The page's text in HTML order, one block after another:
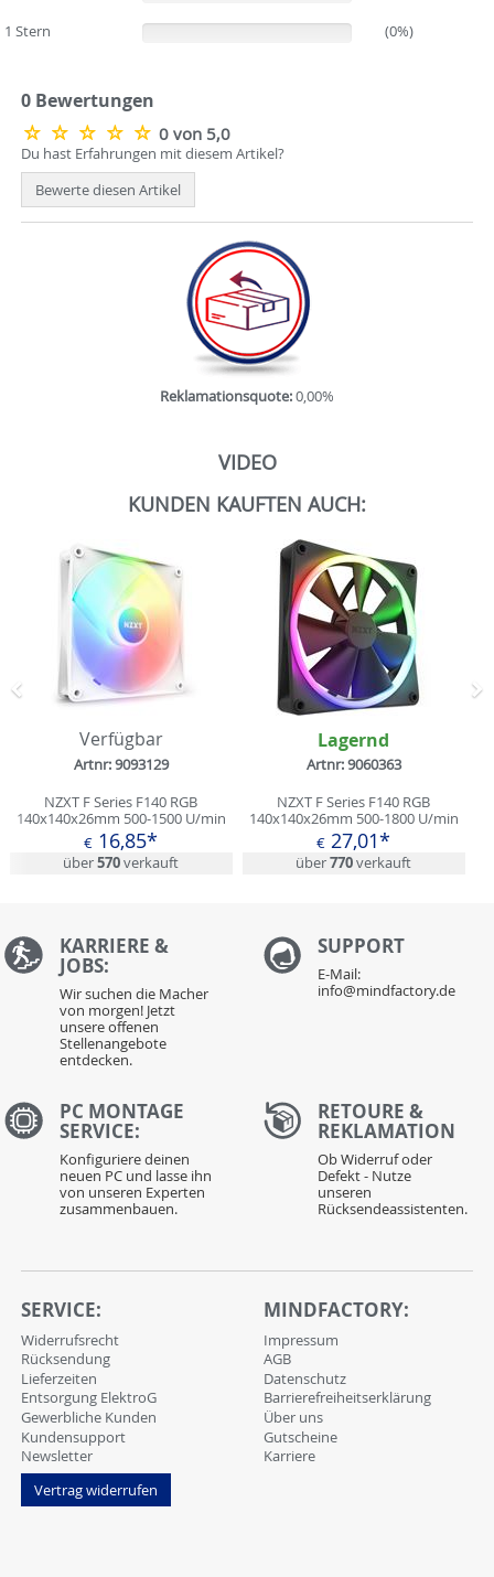
1 Stern
(0%)
0 Bewertungen
0 von 5,0
Du hast Erfahrungen mit diesem Artikel?
Bewerte diesen Artikel
Reklamationsquote:0,00%
VIDEO
KUNDEN KAUFTEN AUCH:
Verfügbar
Artnr: 9093129
NZXT F Series F140 RGB
140x140x26mm 500-1500 U/min
34.48 dB(A) weiß
€ 16,85*
über570verkauft
Lagernd
Artnr: 9060363
NZXT F Series F140 RGB
140x140x26mm 500-1800 U/min
20-32.5 dB(A) schwarz
€ 27,01*
über770verkauft
Zurück
KARRIERE &
JOBS:
Wir suchen die Macher
von morgen! Jetzt
unsere offenen
Stellenangebote
entdecken.
SUPPORT
E-Mail:
info@mindfactory.de
PC MONTAGE
SERVICE:
Konfiguriere deinen
neuen PC und lasse ihn
von unseren Experten
zusammenbauen.
RETOURE &
REKLAMATION
Ob Widerruf oder
Defekt - Nutze
unseren
Rücksendeassistenten.
SERVICE:
Widerrufsrecht
Rücksendung
Lieferzeiten
Entsorgung ElektroG
Gewerbliche Kunden
Kundensupport
Newsletter
Vertrag widerrufen
MINDFACTORY:
Impressum
AGB
Datenschutz
Barrierefreiheitserklärung
Über uns
Gutscheine
Karriere